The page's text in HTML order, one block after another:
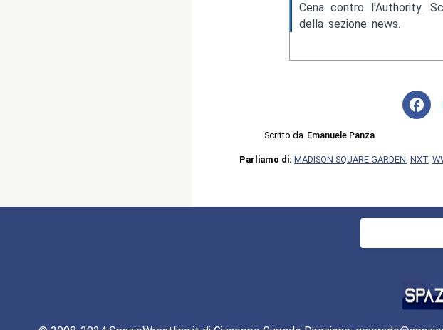
Cena contro l'Authority.
della sezione news.
Scritto da Emanuele Panza
Parliamo di: MADISON SQUARE GARDEN NXT
Ricerca